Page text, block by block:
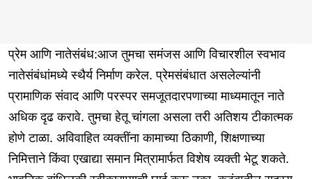
प्रेम आणि नातेसंबंध:आज तुमचा समंजस आणि विचारशील स्वभाव
नातेसंबंधांमध्ये स्थैर्य निर्माण करेल. प्रेमसंबंधात असलेल्यांनी
प्रामाणिक संवाद आणि परस्पर समजूतदारपणाच्या माध्यमातून नाते
अधिक दृढ करावे. तुमचा हेतू चांगला असला तरी अतिशय टीकात्मक
होणे टाळा. अविवाहित व्यक्तींना कामाच्या ठिकाणी, शिक्षणाच्या
निमित्ताने किंवा एखाद्या समान मित्रामार्फत विशेष व्यक्ती भेटू शकते.